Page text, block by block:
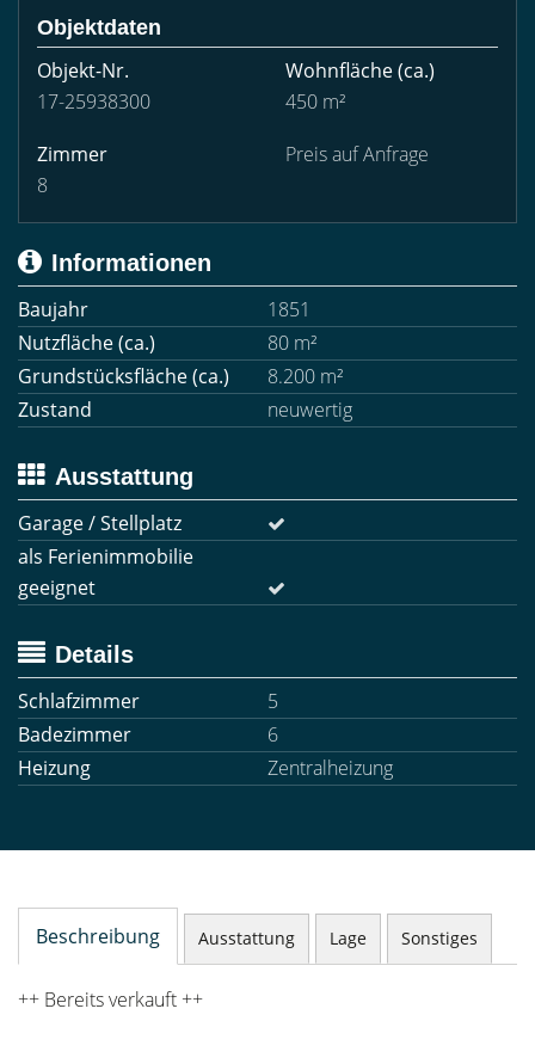
Objektdaten
Objekt-Nr.
17-25938300
Wohnfläche(ca.)
450 m²
Zimmer
8
Preis auf Anfrage
Informationen
Baujahr
1851
Nutzfläche (ca.)
80 m²
Grundstücksfläche (ca.)
8.200 m²
Zustand
neuwertig
Ausstattung
Garage / Stellplatz
als Ferienimmobilie
geeignet
Details
Schlafzimmer
5
Badezimmer
6
Heizung
Zentralheizung
Beschreibung Ausstattung Lage Sonstiges
++ Bereits verkauft ++